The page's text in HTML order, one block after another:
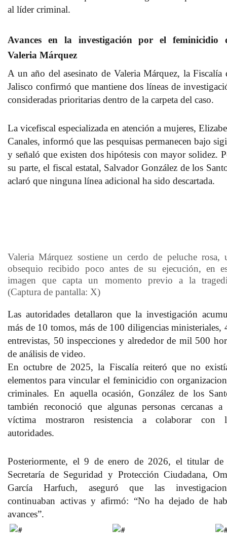
al líder criminal.
Avances en la investigación por el feminicidio
Valeria Márquez
A un año del asesinato de Valeria Márquez, la Fiscalía
Jalisco confirmó que mantiene dos líneas de
consideradas prioritarias dentro de la carpeta del caso.
La vicefiscal especializada en atención a mujeres,
Canales, informó que las pesquisas permanecen bajo
y señaló que existen dos hipótesis con mayor solidez.
su parte, el fiscal estatal, Salvador González de los
aclaró que ninguna línea adicional ha sido descartada.
Valeria Márquez sostiene un cerdo de peluche rosa,
obsequio recibido poco antes de su ejecución, en
imagen que capta un momento previo a la
(Captura de pantalla: X)
Las autoridades detallaron que la investigación
más de 10 tomos, más de 100 diligencias ministeriales,
entrevistas, 50 inspecciones y alrededor de mil 500
de análisis de video.
En octubre de 2025, la Fiscalía reiteró que no
elementos para vincular el feminicidio con
criminales. En aquella ocasión, González de los
también reconoció que algunas personas cercanas a
víctima mostraron resistencia a colaborar con
autoridades.
Posteriormente, el 9 de enero de 2026, el titular de
Secretaría de Seguridad y Protección Ciudadana,
García Harfuch, aseguró que las
continuaban activas y afirmó: “No ha dejado de
avances”.